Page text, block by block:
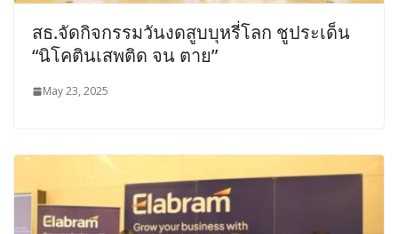
สธ.จัดกิจกรรมวันงดสูบบุหรี่โลก ชูประเด็น
“นิโคตินเสพติด จน ตาย”
May 23, 2025